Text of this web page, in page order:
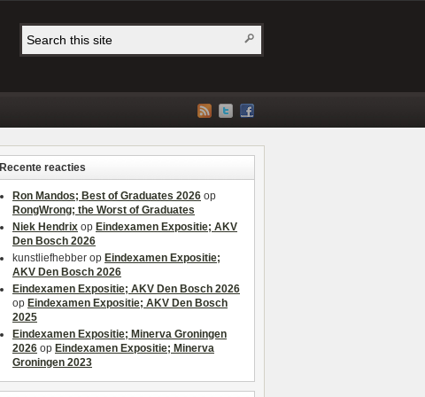
Recente reacties
Ron Mandos; Best of Graduates 2026 op
RongWrong; the Worst of Graduates
Niek Hendrix op Eindexamen Expositie; AKV
Den Bosch 2026
kunstliefhebber op Eindexamen Expositie;
AKV Den Bosch 2026
Eindexamen Expositie; AKV Den Bosch 2026
op Eindexamen Expositie; AKV Den Bosch
2025
Eindexamen Expositie; Minerva Groningen
2026 op Eindexamen Expositie; Minerva
Groningen 2023